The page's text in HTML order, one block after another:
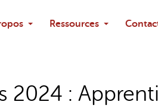
Poser
Ressources
2024 :